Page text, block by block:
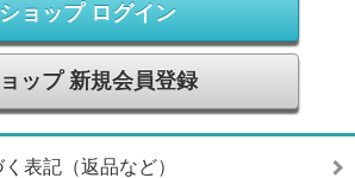
ショップ ログイン
ップ 新規会員登録
表記（返品など）